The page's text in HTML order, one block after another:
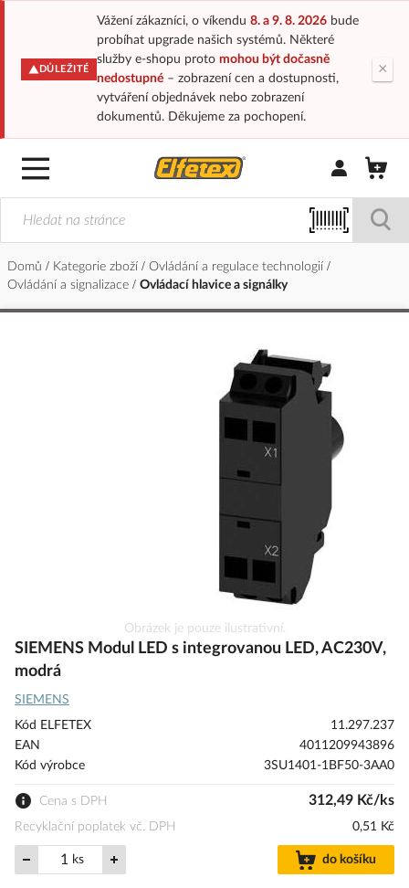
DŮLEŽITÉ
Vážení zákazníci, o víkendu 8. a 9. 8. 2026bude
probíhat upgrade našich systémů. Některé
služby e-shopu proto mohou být dočasně
nedostupné– zobrazení cen a dostupnosti,
vytváření objednávek nebo zobrazení
dokumentů. Děkujeme za pochopení.
×
Přihlásit/
Domů Kategorie zboží
Ovládání a regulace technologií
Ovládání a signalizace
Ovládací hlavice a signálky
na
začátek
s
obrázky
Obrázek je pouze ilustrativní.
SIEMENS Modul LED s integrovanou LED, AC230V,
modrá
SIEMENS
Kód ELFETEX
11.297.237
EAN
4011209943896
Kód výrobce
3SU1401-1BF50-3AA0
Cena s DPH 312,49 Kč/ks
Recyklační poplatek vč. DPH 0,51 Kč
ks do košíku